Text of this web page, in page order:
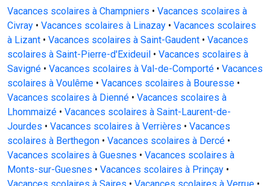
Vacances scolaires à Champniers • Vacances scolaires à
Civray • Vacances scolaires à Linazay • Vacances scolaires
à Lizant • Vacances scolaires à Saint-Gaudent • Vacances
scolaires à Saint-Pierre-d'Exideuil • Vacances scolaires à
Savigné • Vacances scolaires à Val-de-Comporté • Vacances
scolaires à Voulême • Vacances scolaires à Bouresse •
Vacances scolaires à Dienné • Vacances scolaires à
Lhommaizé • Vacances scolaires à Saint-Laurent-de-
Jourdes • Vacances scolaires à Verrières • Vacances
scolaires à Berthegon • Vacances scolaires à Dercé •
Vacances scolaires à Guesnes • Vacances scolaires à
Monts-sur-Guesnes • Vacances scolaires à Prinçay •